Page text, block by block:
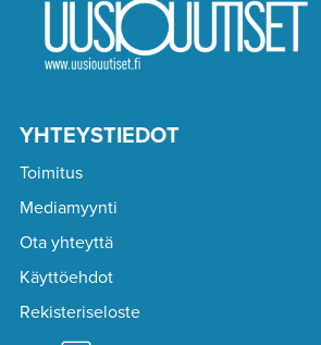
YHTEYSTIEDOT
Toimitus
Mediamyynti
Ota yhteyttä
Käyttöehdot
Rekisteriseloste